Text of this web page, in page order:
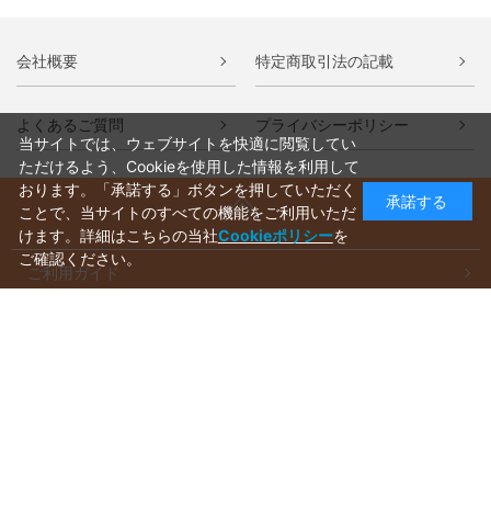
会社概要 特定商取引法の記載
よくあるご質問 プライバシーポリシー
ご利用ガイド
当サイトでは、ウェブサイトを快適に閲覧してい
ただけるよう、Cookieを使用した情報を利用して
おります。「承諾する」ボタンを押していただく
ことで、当サイトのすべての機能をご利用いただ
けます。詳細はこちらの当社Cookieポリシーを
ご確認ください。
承諾する